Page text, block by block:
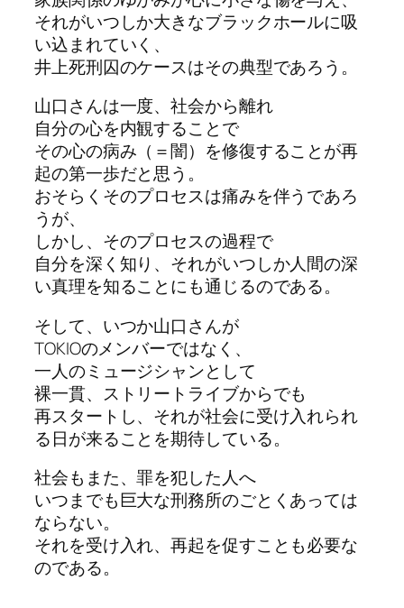
それがいつしか大きなブラックホールに吸
い込まれていく、
井上死刑囚のケースはその典型であろう。
山口さんは一度、社会から離れ
自分の心を内観することで
その心の病み（＝闇）を修復することが再
起の第一歩だと思う。
おそらくそのプロセスは痛みを伴うであろ
うが、
しかし、そのプロセスの過程で
自分を深く知り、それがいつしか人間の深
い真理を知ることにも通じるのである。
そして、いつか山口さんが
TOKIOのメンバーではなく、
一人のミュージシャンとして
裸一貫、ストリートライブからでも
再スタートし、それが社会に受け入れられ
る日が来ることを期待している。
社会もまた、罪を犯した人へ
いつまでも巨大な刑務所のごとくあっては
ならない。
それを受け入れ、再起を促すことも必要な
のである。